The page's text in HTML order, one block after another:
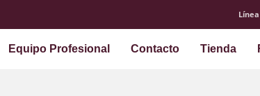
Equipo Profesional Contacto Tienda